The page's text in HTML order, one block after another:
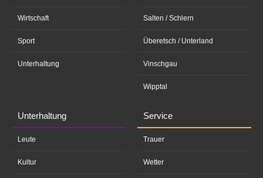
Wirtschaft
Sport
Unterhaltung
Salten / Schlern
Überetsch / Unterland
Vinschgau
Wipptal
Unterhaltung
Leute
Kultur
Service
Trauer
Wetter